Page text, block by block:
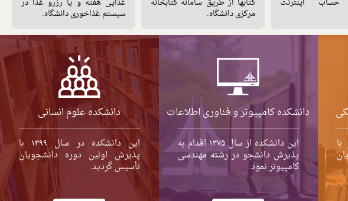
مرکزی دانشگاه. سیستم غذاخوری دانشگاه.
در سال ۱۳۷۴ با
دانشکده کامپیوتر و فناوری اطلاعات
این دانشکده از سال ۱۳۷۵ اقدام به
پذیرش دانشجو در رشته مهندسی
کامپیوتر نمود.
دانشکده علوم انسانی
این دانشکده در سال ۱۳۹۹ با
پذیرش اولین دوره دانشجویان
تأسیس گردید.